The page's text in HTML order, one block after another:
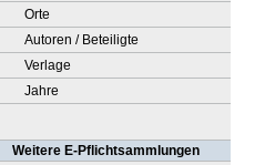
Orte
Autoren / Beteiligte
Verlage
Jahre
Weitere E-Pflichtsammlungen